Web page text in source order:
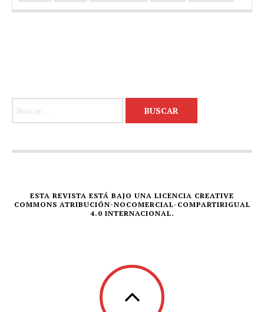
ESTA REVISTA ESTÁ BAJO UNA LICENCIA CREATIVE
COMMONS ATRIBUCIÓN-NOCOMERCIAL-COMPARTIRIGUAL
4.0 INTERNACIONAL.